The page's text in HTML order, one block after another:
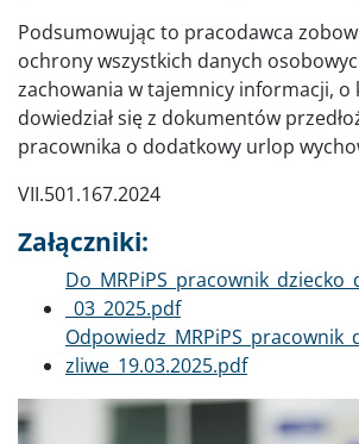
Podsumowując to pracodawca
ochrony wszystkich danych
zachowania w tajemnicy informacji, o
dowiedział się z dokumentów
pracownika o dodatkowy urlop
VII.501.167.2024
Załączniki:
Dokument
_03_2025.pdf
Dokument
zliwe_19.03.2025.pdf